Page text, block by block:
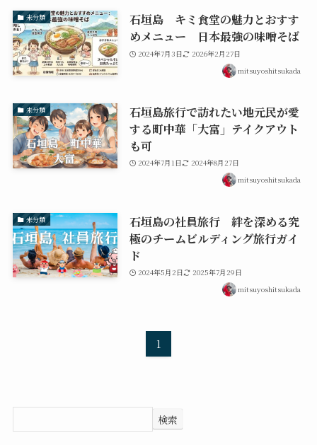
未分類
石垣島 キミ食堂の魅力とおすす
めメニュー 日本最強の味噌そば
2024年7月3日
2026年2月27日
mitsuyoshitsukada
未分類
石垣島旅行で訪れたい地元民が愛
する町中華「大富」テイクアウト
も可
2024年7月1日
2024年8月27日
mitsuyoshitsukada
未分類
石垣島の社員旅行 絆を深める究
極のチームビルディング旅行ガイ
ド
2024年5月2日
2025年7月29日
mitsuyoshitsukada
1
検索